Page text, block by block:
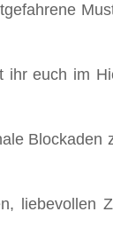
ihr euch im
Blockaden
liebevollen